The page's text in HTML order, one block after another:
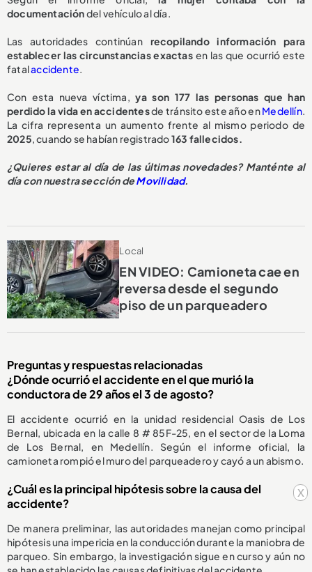
x
documentacióndel vehículo al día.
Las autoridades continúan recopilando información para
establecer las circunstancias exactasen las que ocurrió este
fatalaccidente.
Con esta nueva víctima,ya son 177 las personas que han
perdido la vida en accidentesde tránsito este año enMedellín.
La cifra representa un aumento frente al mismo periodo de
2025, cuando se habían registrado163 fallecidos.
¿Quieres estar al día de las últimas novedades? Manténte al
día con nuestra sección deMovilidad.
Local
EN VIDEO: Camioneta cae en
reversa desde el segundo
piso de un parqueadero
Preguntas y respuestas relacionadas
¿Dónde ocurrió el accidente en el que murió la
conductora de 29 años el 3 de agosto?
El accidente ocurrió en la unidad residencial Oasis de Los
Bernal, ubicada en la calle 8 # 85F-25, en el sector de la Loma
de Los Bernal, en Medellín. Según el informe oficial, la
camioneta rompió el muro del parqueadero y cayó a un abismo.
¿Cuál es la principal hipótesis sobre la causa del
accidente?
De manera preliminar, las autoridades manejan como principal
hipótesis una impericia en la conducción durante la maniobra de
parqueo. Sin embargo, la investigación sigue en curso y aún no